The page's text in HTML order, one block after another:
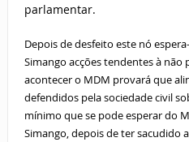
parlamentar.
Depois de desfeito este nó
Simango acções tendentes à não
acontecer o MDM provará que
defendidos pela sociedade civil
mínimo que se pode esperar do
Simango, depois de ter sacudido